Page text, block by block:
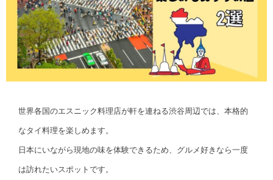
世界各国のエスニック料理店が軒を連ねる渋谷周辺では、本格的
なタイ料理を楽しめます。
日本にいながら現地の味を体験できるため、グルメ好きなら一度
は訪れたいスポットです。